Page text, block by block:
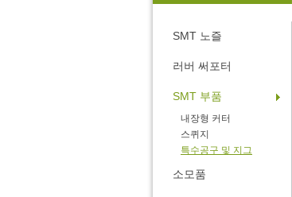
SMT 노즐
러버 써포터
SMT 부품
내장형 커터
스퀴지
특수공구 및 지그
소모품